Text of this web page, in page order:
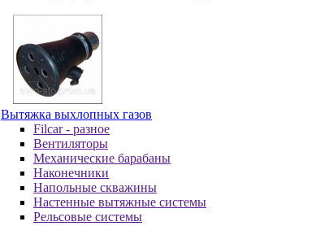
Вытяжка выхлопных газов
Filcar - разное
Вентиляторы
Механические барабаны
Наконечники
Напольные скважины
Настенные вытяжные системы
Рельсовые системы